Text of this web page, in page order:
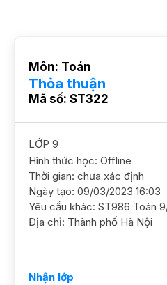
Môn: Toán
Thỏa thuận
Mã số: ST322
LỚP 9
Hình thức học: Offline
Thời gian: chưa xác định
Ngày tạo: 09/03/2023 16:03
Địa chỉ: Thành phố Hà Nội
Nhận lớp